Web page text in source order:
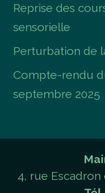
Reprise des
sensorielle
Perturbation de
Compte-rendu
septembre 2025
4, rue Escadron